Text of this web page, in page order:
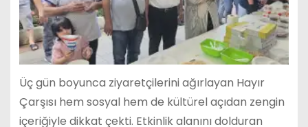
Üç gün boyunca ziyaretçilerini ağırlayan Hayır
Çarşısı hem sosyal hem de kültürel açıdan zengin
içeriğiyle dikkat çekti. Etkinlik alanını dolduran